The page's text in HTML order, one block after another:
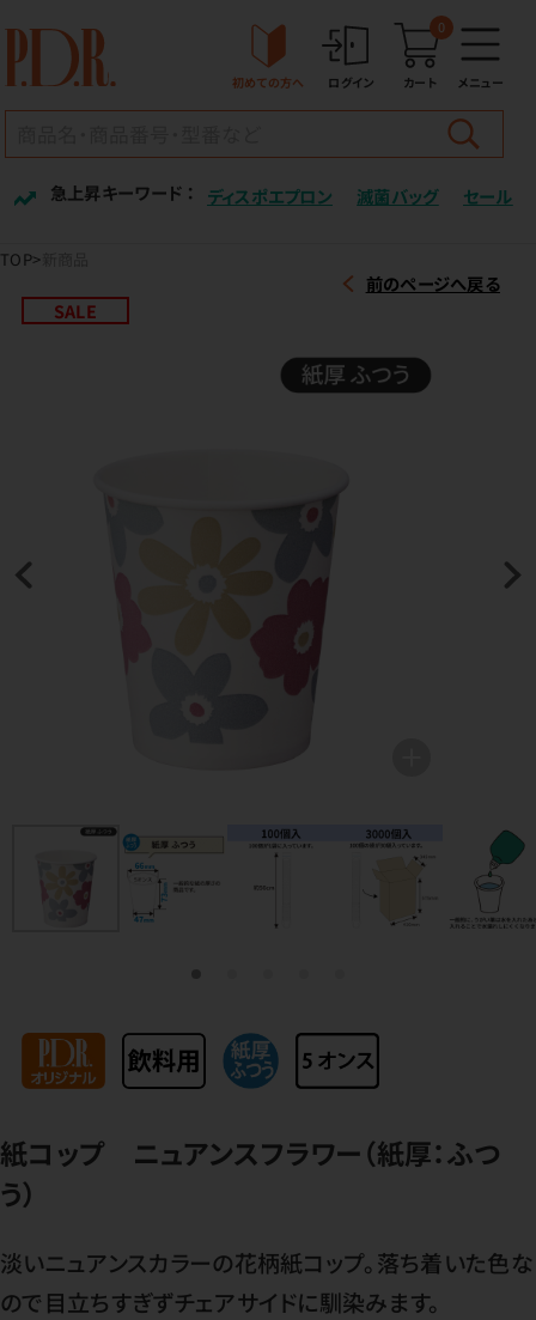
初めての方へ ログイン カート
0
メニュー
急上昇キーワード ： ディスポエプロン 滅菌バッグ セール
TOP
前のページへ戻る
紙コップ ニュアンスフラワー（紙厚：ふつ
う）
淡いニュアンスカラーの花柄紙コップ。落ち着いた色な
ので目立ちすぎずチェアサイドに馴染みます。
SALE